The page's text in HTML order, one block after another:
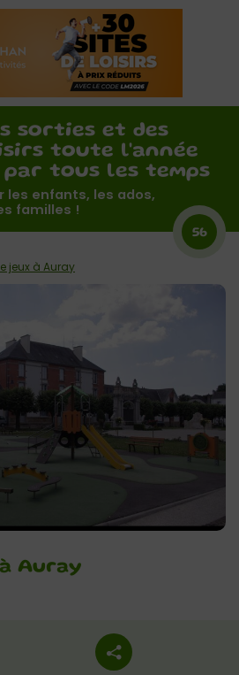
sorties et des
toute l'année
tous les temps
les enfants, les ados,
familles !
56
Auray
jeux à Auray